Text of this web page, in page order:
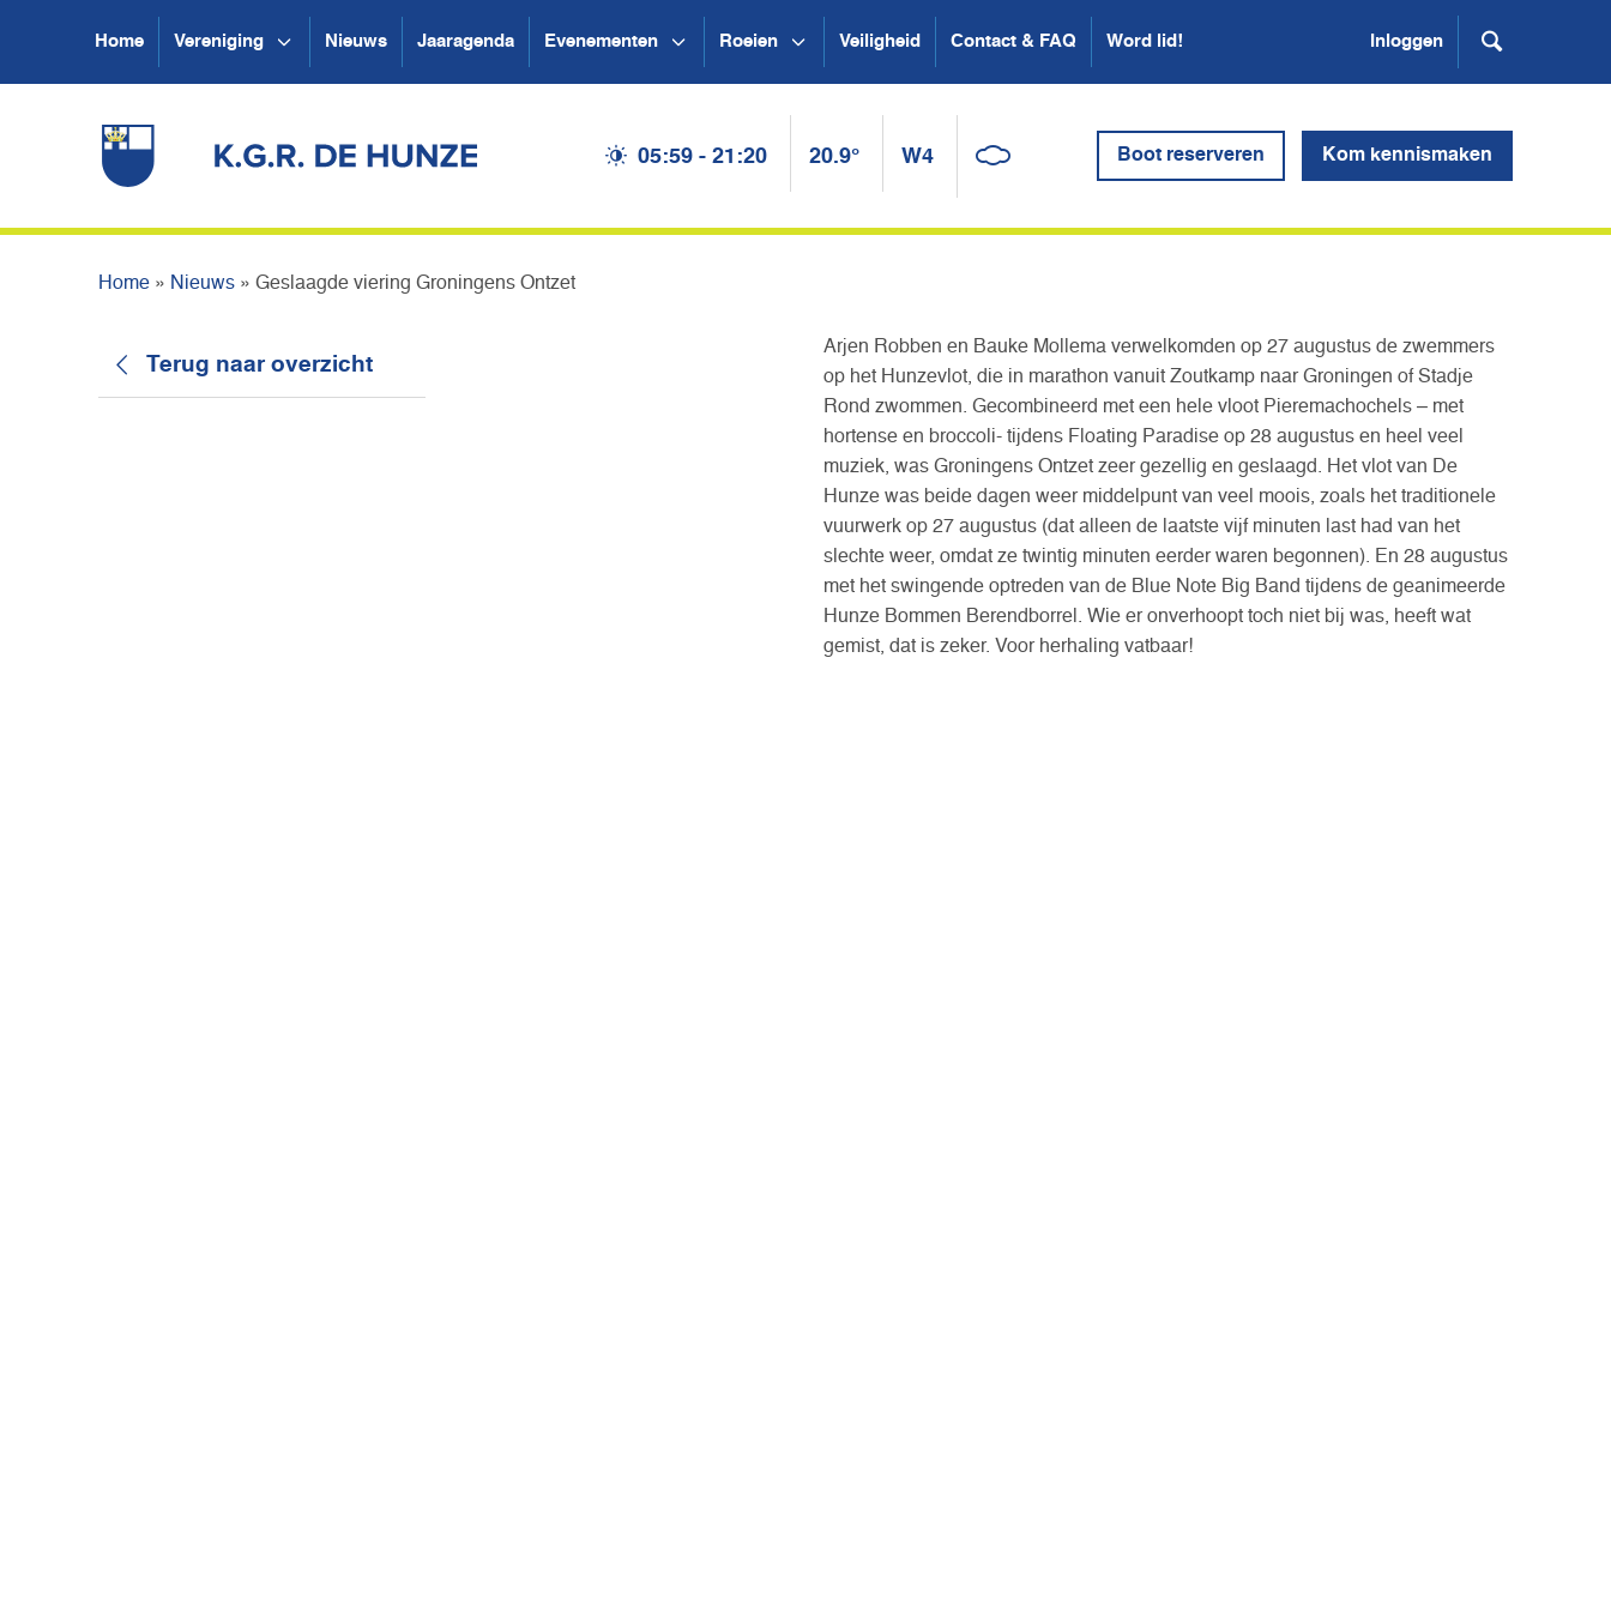
Home Vereniging Nieuws Jaaragenda Evenementen Roeien Veiligheid Contact & FAQ Word lid! Inloggen
05:59 - 21:20 20.9° W4 Boot reserveren Kom kennismaken
Home » Nieuws » Geslaagde viering Groningens Ontzet
Terug naar overzicht
Arjen Robben en Bauke Mollema verwelkomden op 27 augustus de zwemmers
op het Hunzevlot, die in marathon vanuit Zoutkamp naar Groningen of Stadje
Rond zwommen. Gecombineerd met een hele vloot Pieremachochels – met
hortense en broccoli- tijdens Floating Paradise op 28 augustus en heel veel
muziek, was Groningens Ontzet zeer gezellig en geslaagd. Het vlot van De
Hunze was beide dagen weer middelpunt van veel moois, zoals het traditionele
vuurwerk op 27 augustus (dat alleen de laatste vijf minuten last had van het
slechte weer, omdat ze twintig minuten eerder waren begonnen). En 28 augustus
met het swingende optreden van de Blue Note Big Band tijdens de geanimeerde
Hunze Bommen Berendborrel. Wie er onverhoopt toch niet bij was, heeft wat
gemist, dat is zeker. Voor herhaling vatbaar!